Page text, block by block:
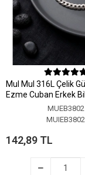
MuI MuI 316L Çelik
Ezme Cuban Erkek
MUEB3802
MUIEB3802
142,89 TL